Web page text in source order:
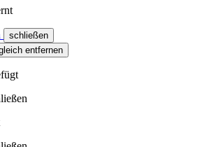
schließen
entfernen